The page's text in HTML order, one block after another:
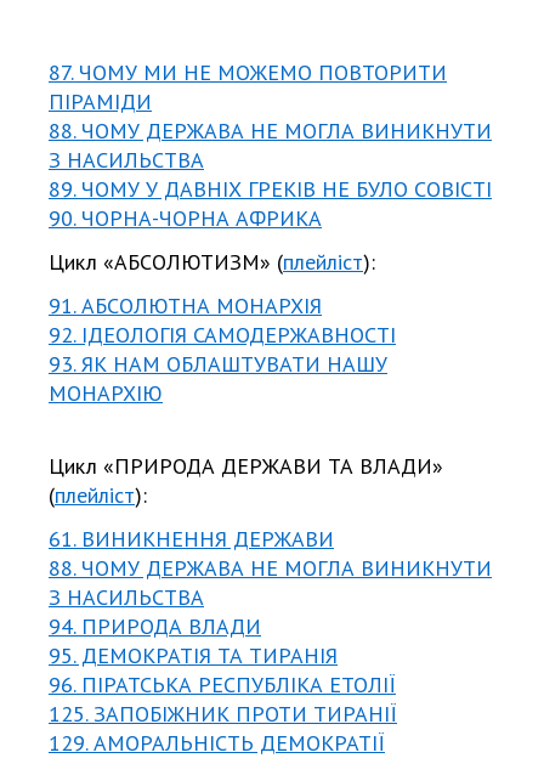
87. ЧОМУ МИ НЕ МОЖЕМО ПОВТОРИТИ
ПІРАМІДИ
88. ЧОМУ ДЕРЖАВА НЕ МОГЛА ВИНИКНУТИ
З НАСИЛЬСТВА
89. ЧОМУ У ДАВНІХ ГРЕКІВ НЕ БУЛО СОВІСТІ
90. ЧОРНА-ЧОРНА АФРИКА
Цикл «АБСОЛЮТИЗМ» (плейліст):
91. АБСОЛЮТНА МОНАРХІЯ
92. ІДЕОЛОГІЯ САМОДЕРЖАВНОСТІ
93. ЯК НАМ ОБЛАШТУВАТИ НАШУ
МОНАРХІЮ
Цикл «ПРИРОДА ДЕРЖАВИ ТА ВЛАДИ»
(плейліст):
61. ВИНИКНЕННЯ ДЕРЖАВИ
88. ЧОМУ ДЕРЖАВА НЕ МОГЛА ВИНИКНУТИ
З НАСИЛЬСТВА
94. ПРИРОДА ВЛАДИ
95. ДЕМОКРАТІЯ ТА ТИРАНІЯ
96. ПІРАТСЬКА РЕСПУБЛІКА ЕТОЛІЇ
125. ЗАПОБІЖНИК ПРОТИ ТИРАНІЇ
129. АМОРАЛЬНІСТЬ ДЕМОКРАТІЇ